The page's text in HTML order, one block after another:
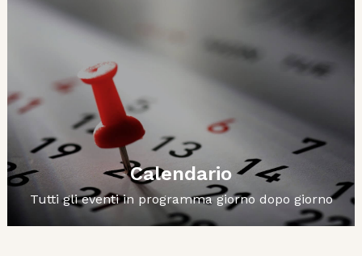
Calendario
Tutti gli eventi in programma giorno dopo giorno